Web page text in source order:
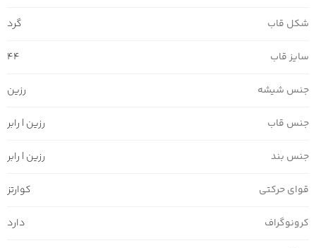
شکل قاب گرد
سایز قاب 44
جنس شیشه رزین
جنس قاب رزین | رابر
جنس بند رزین | رابر
قوای حرکتی کوارتز
کرونوگراف دارد